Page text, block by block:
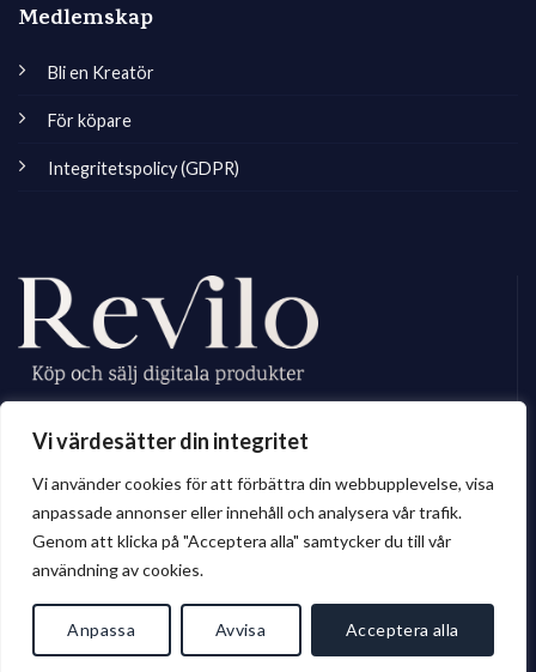
Vi värdesätter din integritet
Vi använder cookies för att förbättra din webbupplevelse, visa
anpassade annonser eller innehåll och analysera vår trafik.
Genom att klicka på "Acceptera alla" samtycker du till vår
användning av cookies.
Anpassa Avvisa Acceptera alla
erbjuder ett brett sortiment av digitalt material till privatperson och företag.
Medlemskap
Bli en Kreatör
För köpare
Integritetspolicy (GDPR)
© 2026 Revilo.se